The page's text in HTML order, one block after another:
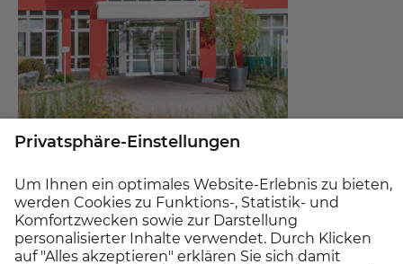
Reha-Klinik, Krankenhaus